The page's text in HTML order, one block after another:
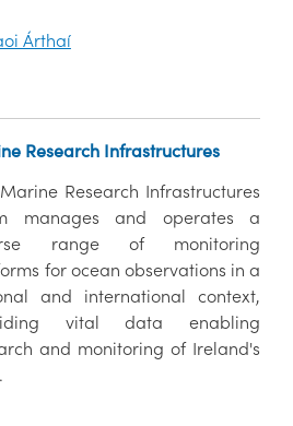
Árthaí
Research Infrastructures
Research Infrastructures
manages and operates a
range of monitoring
for ocean observations in a
and international context,
vital data enabling
and monitoring of Ireland's